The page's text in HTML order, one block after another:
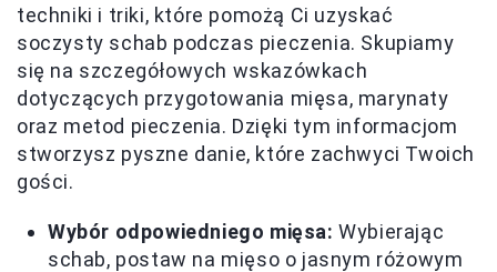
techniki i triki, które pomożą Ci uzyskać
soczysty schab podczas pieczenia. Skupiamy
się na szczegółowych wskazówkach
dotyczących przygotowania mięsa, marynaty
oraz metod pieczenia. Dzięki tym informacjom
stworzysz pyszne danie, które zachwyci Twoich
gości.
Wybór odpowiedniego mięsa: Wybierając
schab, postaw na mięso o jasnym różowym